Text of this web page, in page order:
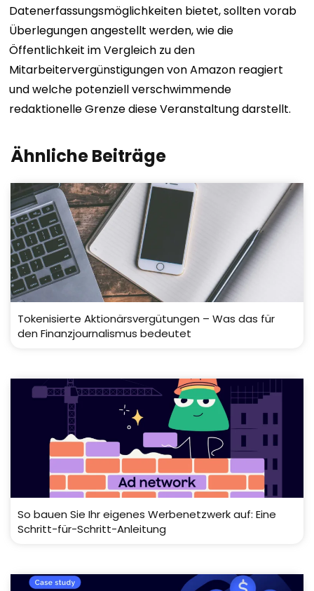
Datenerfassungsmöglichkeiten bietet, sollten vorab
Überlegungen angestellt werden, wie die
Öffentlichkeit im Vergleich zu den
Mitarbeitervergünstigungen von Amazon reagiert
und welche potenziell verschwimmende
redaktionelle Grenze diese Veranstaltung darstellt.
Ähnliche Beiträge
Tokenisierte Aktionärsvergütungen – Was das für
den Finanzjournalismus bedeutet
So bauen Sie Ihr eigenes Werbenetzwerk auf: Eine
Schritt-für-Schritt-Anleitung